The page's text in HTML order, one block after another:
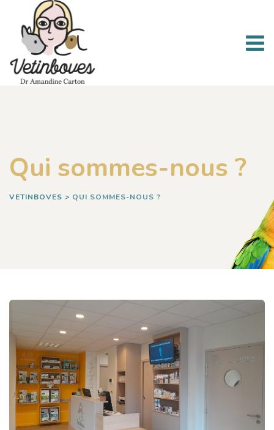
Qui sommes-nous ?
VETINBOVES > QUI SOMMES-NOUS ?